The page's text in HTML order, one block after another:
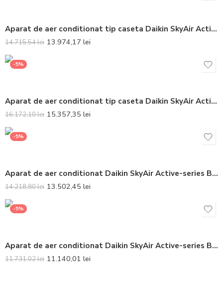
Aparat de aer conditionat tip caseta Daikin SkyAir Active-series Bluevolution FCAG100B-AZAS100MY1 Inverter 32000 BTU (Panelul nu este inclus) – Telecomanda inclusa
14.715,54lei 13.974,17 lei
-5%
Aparat de aer conditionat tip caseta Daikin SkyAir Active-series Bluevolution FCAG125B-AZAS125MV1 Inverter 42000 BTU (Panelul nu este inclus) – Telecomanda inclusa
16.172,10lei 15.357,35 lei
-5%
Aparat de aer conditionat Daikin SkyAir Active-series Bluevolution FAA100A-AZAS100MY1 Inverter 32000 BTU – Telecomanda inclusa
14.218,80lei 13.502,45 lei
-5%
Aparat de aer conditionat Daikin SkyAir Active-series Bluevolution FAA71B-ARXM71A Inverter 24000 BTU – Telecomanda inclusa
11.731,02lei 11.140,01 lei